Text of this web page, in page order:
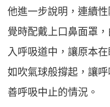
他進一步說明，連續
覺時配戴上口鼻面罩
入呼吸道中，讓原本
如吹氣球般撐起，讓
善呼吸中止的情況。